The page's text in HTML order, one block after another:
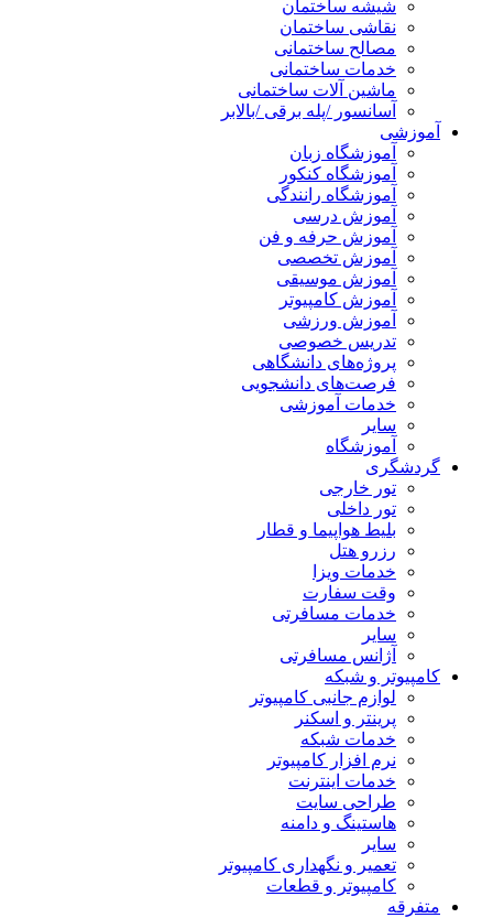
شیشه ساختمان
نقاشی ساختمان
مصالح ساختمانی
خدمات ساختمانی
ماشین آلات ساختمانی
آسانسور /پله برقی /بالابر
آموزشی
آموزشگاه زبان
آموزشگاه کنکور
آموزشگاه رانندگی
آموزش درسی
آموزش حرفه و فن
آموزش تخصصی
آموزش موسیقی
آموزش کامپیوتر
آموزش ورزشی
تدریس خصوصی
پروژه‌های دانشگاهی
فرصت‌های دانشجویی
خدمات آموزشی
سایر
آموزشگاه
گردشگری
تور خارجی
تور داخلی
بلیط هواپیما و قطار
رزرو هتل
خدمات ویزا
وقت سفارت
خدمات مسافرتی
سایر
آژانس مسافرتی
کامپیوتر و شبکه
لوازم جانبی کامپیوتر
پرینتر و اسکنر
خدمات شبکه
نرم افزار کامپیوتر
خدمات اینترنت
طراحی سایت
هاستینگ و دامنه
سایر
تعمیر و نگهداری کامپیوتر
کامپیوتر و قطعات
متفرقه